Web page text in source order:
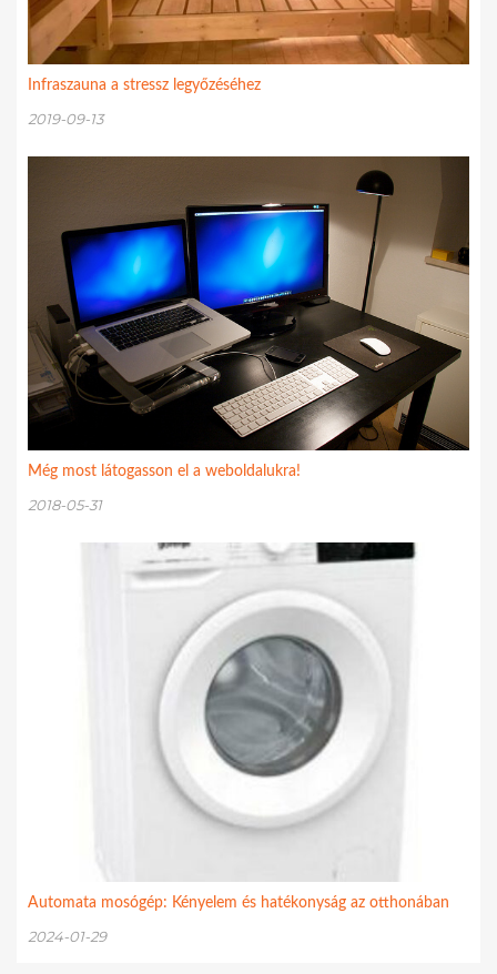
Infraszauna a stressz legyőzéséhez
2019-09-13
Még most látogasson el a weboldalukra!
2018-05-31
Automata mosógép: Kényelem és hatékonyság az otthonában
2024-01-29